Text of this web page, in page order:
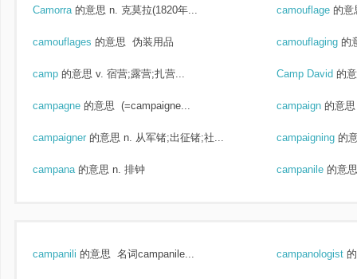
Camorra 的意思 n. 克莫拉(1820年... camouflage 的意
camouflages 的意思 伪装用品 camouflaging 的
camp 的意思 v. 宿营;露营;扎营... Camp David 的
campagne 的意思 (=campaigne... campaign 的意思
campaigner 的意思 n. 从军锗;出征锗;社... campaigning 的
campana 的意思 n. 排钟 campanile 的意思
campanili 的意思 名词campanile... campanologist